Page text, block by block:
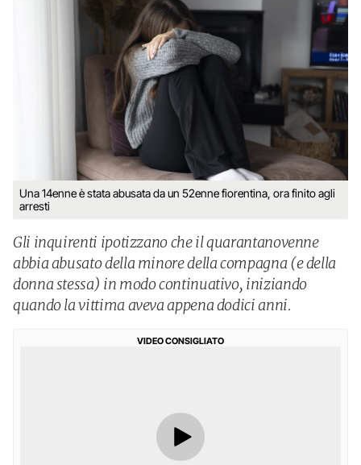
Una 14enne è stata abusata da un 52enne fiorentina, ora finito agli
arresti
Gli inquirenti ipotizzano che il quarantanovenne
abbia abusato della minore della compagna (e della
donna stessa) in modo continuativo, iniziando
quando la vittima aveva appena dodici anni.
VIDEO CONSIGLIATO